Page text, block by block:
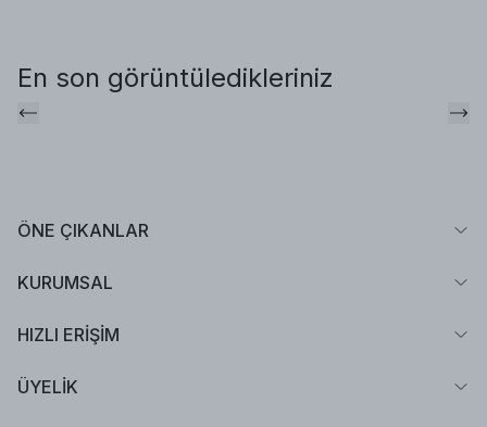
En son görüntüledikleriniz
ÖNE ÇIKANLAR
KURUMSAL
HIZLI ERİŞİM
ÜYELİK